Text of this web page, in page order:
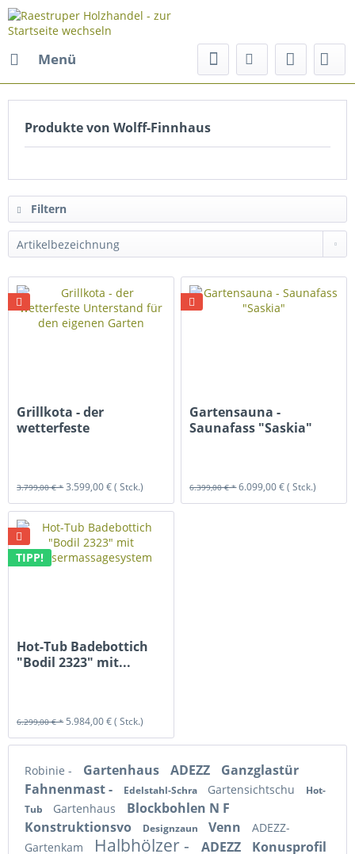
Menü
Produkte von Wolff-Finnhaus
Filtern
Grillkota - der
wetterfeste
3.799,00 € * 3.599,00 €( Stck.)
Gartensauna -
Saunafass "Saskia"
6.399,00 € * 6.099,00 €( Stck.)
TIPP!
Hot-Tub Badebottich
"Bodil 2323" mit...
6.299,00 € * 5.984,00 €( Stck.)
Robinie - Gartenhaus ADEZZ
Ganzglastür
Fahnenmast -
Edelstahl-Schra Gartensichtschu
Hot-
Tub
Gartenhaus
Blockbohlen N F
Konstruktionsvo
Designzaun Venn
ADEZZ-
Gartenkam
Halbhölzer - ADEZZ
Konusprofil